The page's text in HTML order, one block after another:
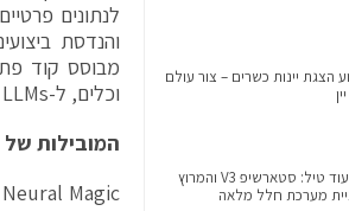
לנתונים
והנדסת
מבוסס קוד
וכלים, ל-LLMs ועד חומרת שרתים מאושרת מול ספקי החומרה.
המובילות של
הצגת יינות כשרים – צור עולם
לא עוד טיל: סטארשיפ V3 והמרוץ
מערכת חלל מלאה